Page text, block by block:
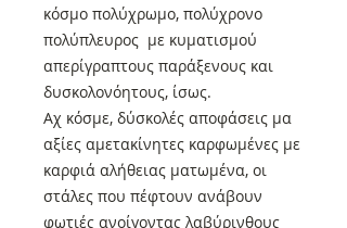
κόσμο πολύχρωμο, πολύχρονο
πολύπλευρος με κυματισμού
απερίγραπτους παράξενους και
δυσκολονόητους, ίσως.
Αχ κόσμε, δύσκολές αποφάσεις μα
αξίες αμετακίνητες καρφωμένες με
καρφιά αλήθειας ματωμένα, οι
στάλες που πέφτουν ανάβουν
φωτιές ανοίγοντας λαβύρινθους